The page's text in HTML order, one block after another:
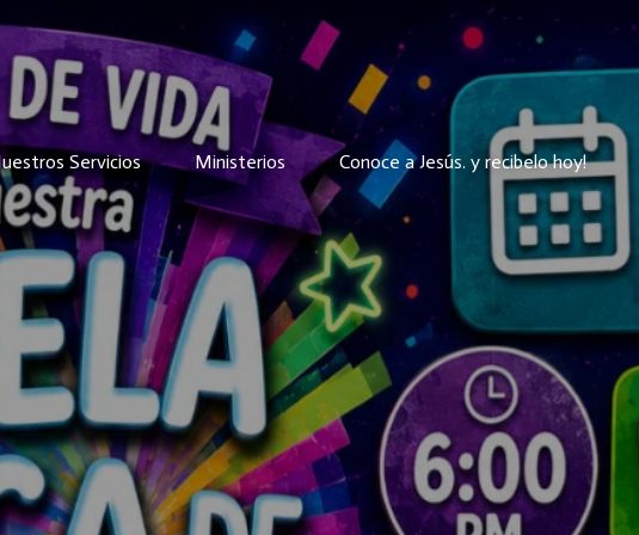
Servicios Ministerios Conoce a Jesús. y recibelo hoy!